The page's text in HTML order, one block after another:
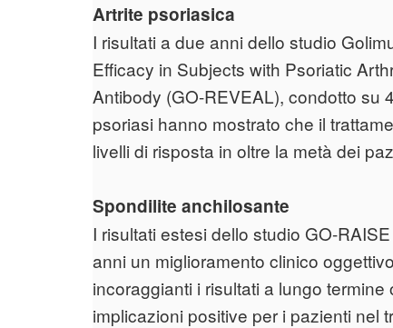
Artrite psoriasica
I risultati a due anni dello studio
Efficacy in Subjects with Psoriatic
Antibody (GO-REVEAL), condotto su
psoriasi hanno mostrato che il
livelli di risposta in oltre la metà dei
Spondilite anchilosante
I risultati estesi dello studio GO-
anni un miglioramento clinico
incoraggianti i risultati a lungo
implicazioni positive per i pazienti nel